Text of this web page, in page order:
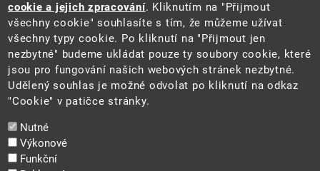
Web
Aktuality
Ochrana osobních údajů
Prohlášení o přístupnosti
Zásady používání cookies
Mapa webu
cookie a jejich zpracování. Kliknutím na "Přijmout
všechny cookie" souhlasíte s tím, že můžeme užívat
všechny typy cookie. Po kliknutí na "Přijmout jen
nezbytné" budeme ukládat pouze ty soubory cookie, které
jsou pro fungování našich webových stránek nezbytné.
Udělený souhlas je možné odvolat po kliknutí na odkaz
"Cookie" v patičce stránky.
Nutné
Výkonové
Funkční